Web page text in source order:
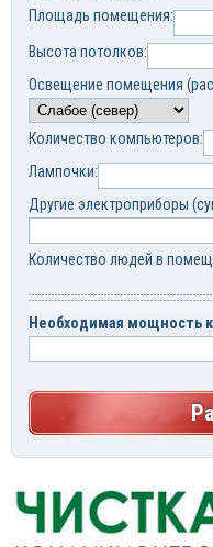
Площадь помещения:
Высота потолков:
Освещение помещения
Количество компьютеров:
Лампочки:
Другие электроприборы
Количество людей в
Необходимая мощность